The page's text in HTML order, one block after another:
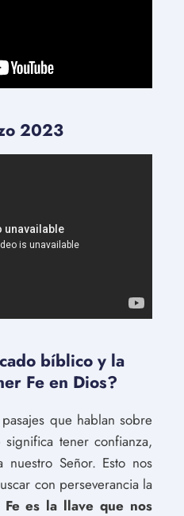
2023
bíblico y la
Fe en Dios?
que hablan sobre
tener confianza,
nuestro Señor. Esto nos
con perseverancia la
Fe es la llave que nos